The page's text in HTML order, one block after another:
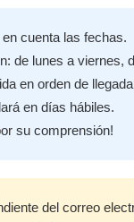
cuenta las fechas.
de lunes a viernes,
en orden de
en días hábiles.
su comprensión!
del correo